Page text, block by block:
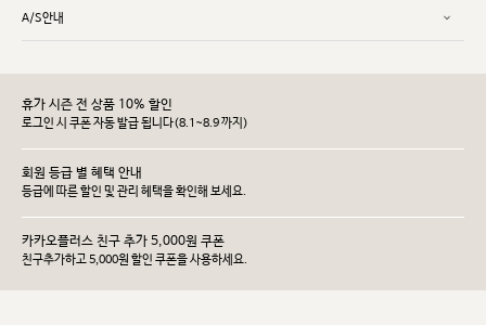
A/S안내
휴가 시즌 전 상품 10% 할인
로그인 시 쿠폰 자동 발급 됩니다(8.1~8.9 까지)
회원 등급 별 혜택 안내
등급에 따른 할인 및 관리 헤택을 확인해 보세요.
카카오플러스 친구 추가 5,000원 쿠폰
친구추가하고 5,000원 할인 쿠폰을 사용하세요.